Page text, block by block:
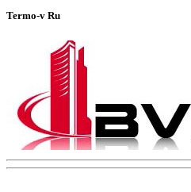
Termo-v Ru